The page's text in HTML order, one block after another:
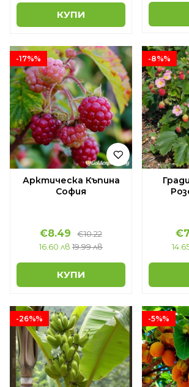
КУПИ
-17%%
Арктическа Къпина
София
€8.49
€10.22
16.60 лв 19.99 лв
КУПИ
-8%%
-26%% -5%%